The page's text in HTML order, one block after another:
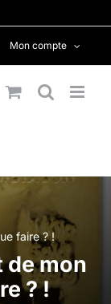
Mon compte
faire ? !
de mon
? !